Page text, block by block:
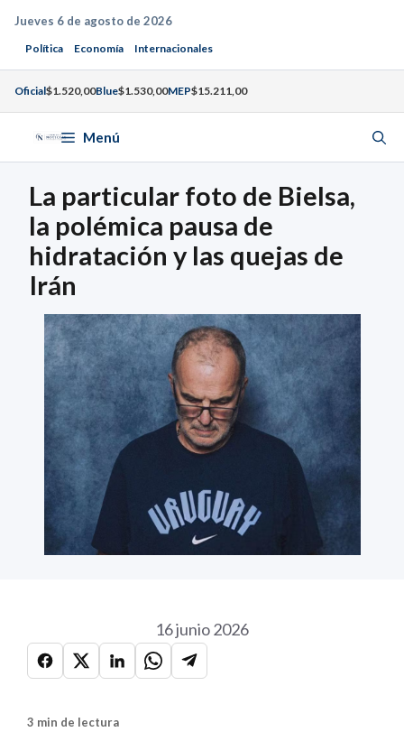
Saltar
contenido
Jueves 6 de agosto de 2026
Política Economía Internacionales
Oficial$1.520,00Blue$1.530,00MEP$15.211,00
Menú
La particular foto de Bielsa,
la polémica pausa de
hidratación y las quejas de
Irán
16 junio 2026
3 min de lectura